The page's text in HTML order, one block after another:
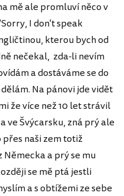
mě ale promluví něco v
I don't speak
kterou bych od
nečekal, zda-li nevím
a dostáváme se do
Na pánovi jde vidět
že více než 10 let strávil
ve Švýcarsku, zná prý ale
přes naši zem totiž
a prý se mu
se mě ptá jestli
a s obtížemi ze sebe